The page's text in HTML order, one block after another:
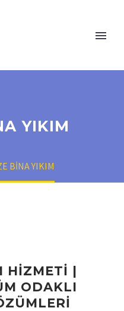
YIKIM
BİNA YIKIM
HIZMETI |
ODAKLI